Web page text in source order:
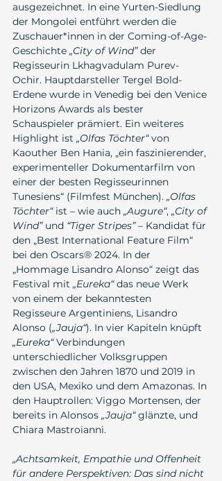
ausgezeichnet. In eine Yurten-Siedlung
der Mongolei entführt werden die
Zuschauer*innen in der Coming-of-Age-
Geschichte „City of Wind” der
Regisseurin Lkhagvadulam Purev-
Ochir. Hauptdarsteller Tergel Bold-
Erdene wurde in Venedig bei den Venice
Horizons Awards als bester
Schauspieler prämiert. Ein weiteres
Highlight ist „Olfas Töchter“ von
Kaouther Ben Hania, „ein faszinierender,
experimenteller Dokumentarfilm von
einer der besten Regisseurinnen
Tunesiens“ (Filmfest München). „Olfas
Töchter“ ist – wie auch „Augure“, „City of
Wind” und “Tiger Stripes” – Kandidat für
den „Best International Feature Film“
bei den Oscars® 2024. In der
„Hommage Lisandro Alonso“ zeigt das
Festival mit „Eureka“ das neue Werk
von einem der bekanntesten
Regisseure Argentiniens, Lisandro
Alonso („Jauja“). In vier Kapiteln knüpft
„Eureka“ Verbindungen
unterschiedlicher Volksgruppen
zwischen den Jahren 1870 und 2019 in
den USA, Mexiko und dem Amazonas. In
den Hauptrollen: Viggo Mortensen, der
bereits in Alonsos „Jauja“ glänzte, und
Chiara Mastroianni.
„Achtsamkeit, Empathie und Offenheit
für andere Perspektiven: Das sind nicht